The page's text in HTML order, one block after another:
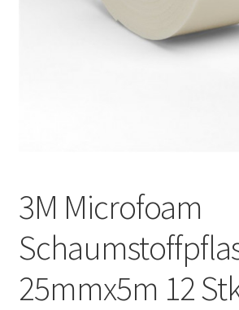
Сотрудничество
3M Microfoam
25mmx5m 12